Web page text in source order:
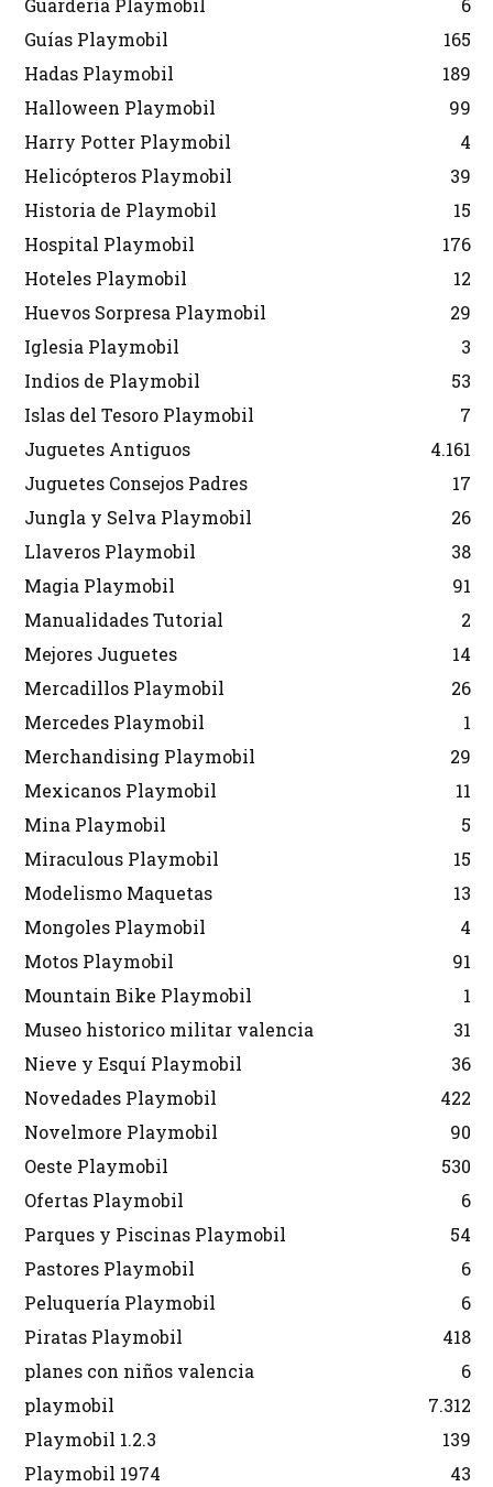
Guardería Playmobil
6
Guías Playmobil
165
Hadas Playmobil
189
Halloween Playmobil
99
Harry Potter Playmobil
4
Helicópteros Playmobil
39
Historia de Playmobil
15
Hospital Playmobil
176
Hoteles Playmobil
12
Huevos Sorpresa Playmobil
29
Iglesia Playmobil
3
Indios de Playmobil
53
Islas del Tesoro Playmobil
7
Juguetes Antiguos
4.161
Juguetes Consejos Padres
17
Jungla y Selva Playmobil
26
Llaveros Playmobil
38
Magia Playmobil
91
Manualidades Tutorial
2
Mejores Juguetes
14
Mercadillos Playmobil
26
Mercedes Playmobil
1
Merchandising Playmobil
29
Mexicanos Playmobil
11
Mina Playmobil
5
Miraculous Playmobil
15
Modelismo Maquetas
13
Mongoles Playmobil
4
Motos Playmobil
91
Mountain Bike Playmobil
1
Museo historico militar valencia
31
Nieve y Esquí Playmobil
36
Novedades Playmobil
422
Novelmore Playmobil
90
Oeste Playmobil
530
Ofertas Playmobil
6
Parques y Piscinas Playmobil
54
Pastores Playmobil
6
Peluquería Playmobil
6
Piratas Playmobil
418
planes con niños valencia
6
playmobil
7.312
Playmobil 1.2.3
139
Playmobil 1974
43